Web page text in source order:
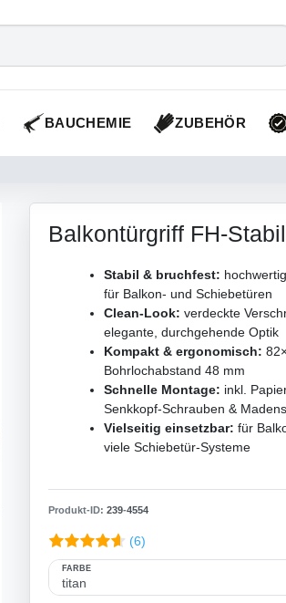
BAUCHEMIE ZUBEHÖR
Balkontürgriff FH-
Stabil & bruchfest:
für Balkon- und Schiebetüren
Clean-Look: verdeckte
elegante, durchgehende Optik
Kompakt & ergonomisch:
Bohrlochabstand 48 mm
Schnelle Montage: inkl.
Senkkopf-Schrauben &
Vielseitig einsetzbar: für
viele Schiebetür-Systeme
Produkt-ID: 239-4554
(6)
FARBE